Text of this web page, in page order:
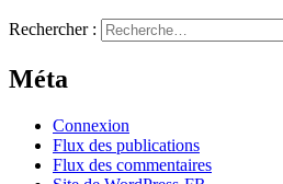
Rechercher :
Méta
Connexion
Flux des publications
Flux des commentaires